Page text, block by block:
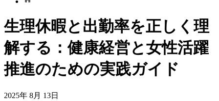
生理休暇と出勤率を正しく理
解する：健康経営と女性活躍
推進のための実践ガイド
2025年 8月 13日